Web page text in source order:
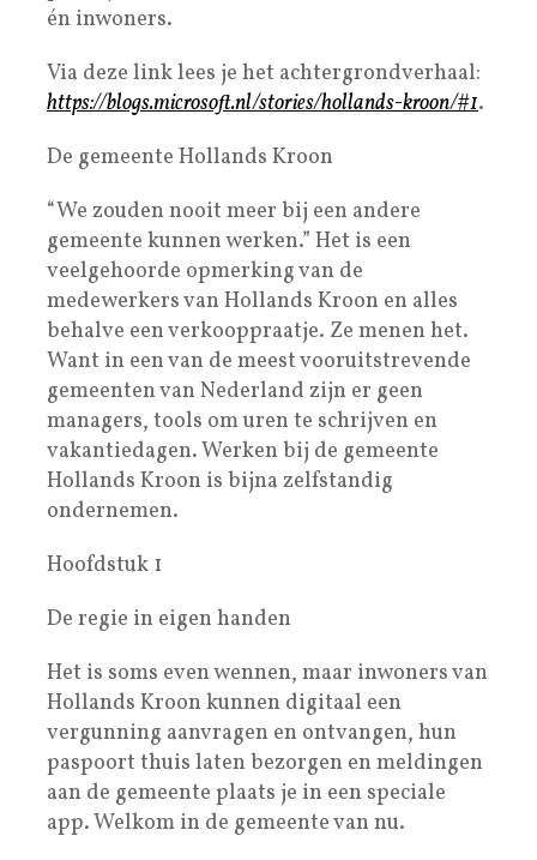
én inwoners.
Via deze link lees je het achtergrondverhaal:
https://blogs.microsoft.nl/stories/hollands-kroon/#1.
De gemeente Hollands Kroon
“We zouden nooit meer bij een andere
gemeente kunnen werken.” Het is een
veelgehoorde opmerking van de
medewerkers van Hollands Kroon en alles
behalve een verkooppraatje. Ze menen het.
Want in een van de meest vooruitstrevende
gemeenten van Nederland zijn er geen
managers, tools om uren te schrijven en
vakantiedagen. Werken bij de gemeente
Hollands Kroon is bijna zelfstandig
ondernemen.
Hoofdstuk 1
De regie in eigen handen
Het is soms even wennen, maar inwoners van
Hollands Kroon kunnen digitaal een
vergunning aanvragen en ontvangen, hun
paspoort thuis laten bezorgen en meldingen
aan de gemeente plaats je in een speciale
app. Welkom in de gemeente van nu.